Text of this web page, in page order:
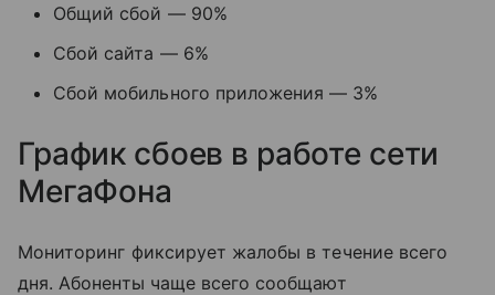
Общий сбой — 90%
Сбой сайта — 6%
Сбой мобильного приложения — 3%
График сбоев в работе сети
МегаФона
Мониторинг фиксирует жалобы в течение всего
дня. Абоненты чаще всего сообщают